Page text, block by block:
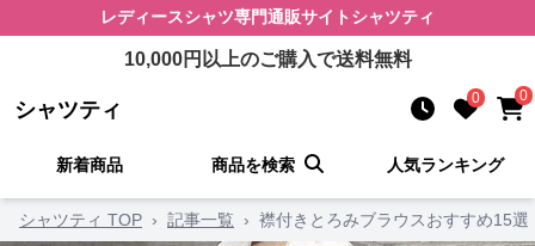
レディースシャツ専門通販サイト シャツティ
10,000円以上のご購入で送料無料
シャツティ 0 0
新着商品 商品を検索 人気ランキング
シャツティ TOP › 記事一覧 › 襟付きとろみブラウスおすすめ15選